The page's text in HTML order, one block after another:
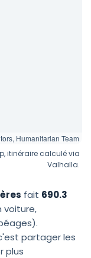
Humanitarian Team
itinéraire calculé via
Valhalla.
fait 690.3
voiture,
partager les
plus